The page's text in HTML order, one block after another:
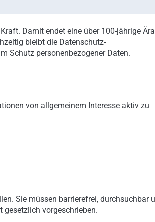
Damit endet eine über 100-jährige Ära
bleibt die Datenschutz-
Schutz personenbezogener Daten.
von allgemeinem Interesse aktiv zu
Sie müssen barrierefrei, durchsuchbar
gesetzlich vorgeschrieben.